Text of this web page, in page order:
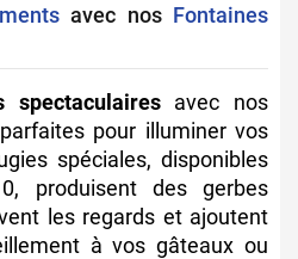
avec nos Fontaines
spectaculairesavec nos
pour illuminer vos
spéciales, disponibles
produisent des gerbes
les regards et ajoutent
à vos gâteaux ou